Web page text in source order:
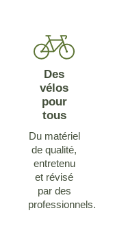
Des
vélos
pour
tous
Du matériel
de qualité,
entretenu
et révisé
par des
professionnels.